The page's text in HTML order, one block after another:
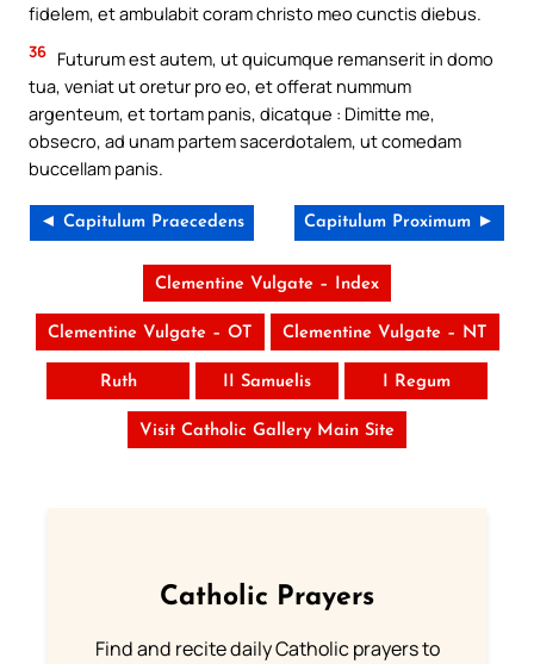
fidelem, et ambulabit coram christo meo cunctis diebus.
36 Futurum est autem, ut quicumque remanserit in domo
tua, veniat ut oretur pro eo, et offerat nummum
argenteum, et tortam panis, dicatque : Dimitte me,
obsecro, ad unam partem sacerdotalem, ut comedam
buccellam panis.
◄ Capitulum Praecedens Capitulum Proximum ►
Clementine Vulgate – Index
Clementine Vulgate – OT Clementine Vulgate – NT
Ruth II Samuelis I Regum
Visit Catholic Gallery Main Site
Catholic Prayers
Find and recite daily Catholic prayers to